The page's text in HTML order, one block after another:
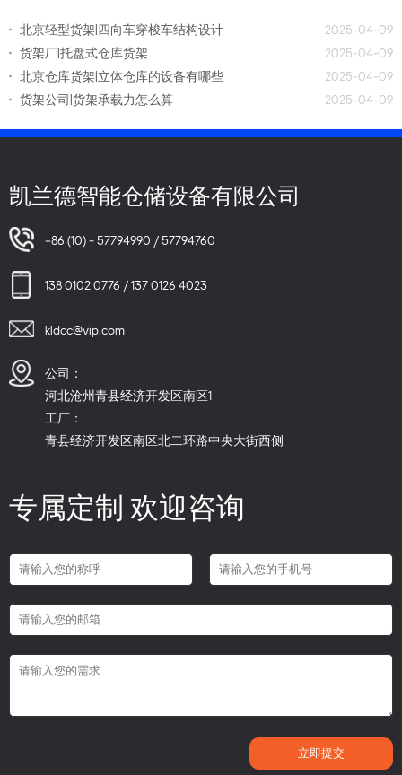
北京轻型货架|四向车穿梭车结构设计
2025-04-09
货架厂|托盘式仓库货架
2025-04-09
北京仓库货架|立体仓库的设备有哪些
2025-04-09
货架公司|货架承载力怎么算
2025-04-09
凯兰德智能仓储设备有限公司
+86 (10) - 57794990 / 57794760
138 0102 0776 / 137 0126 4023
kldcc@vip.com
公司：
河北沧州青县经济开发区南区1
工厂：
青县经济开发区南区北二环路中央大街西侧
专属定制 欢迎咨询